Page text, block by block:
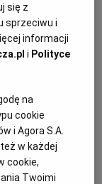
się z
sprzeciwu i
informacji
i Polityce
na
cookie
i Agora S.A.
w każdej
cookie,
Twoimi